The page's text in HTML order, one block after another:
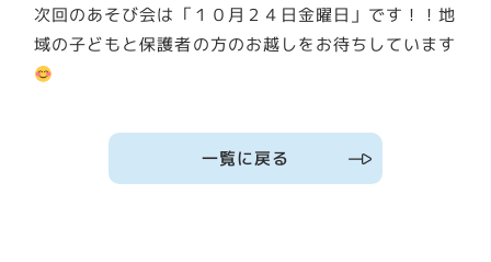
次回のあそび会は「１０月２４日金曜日」です！！地
域の子どもと保護者の方のお越しをお待ちしています
一覧に戻る